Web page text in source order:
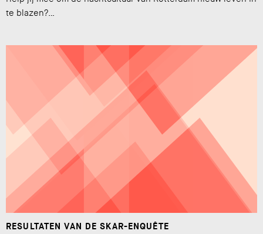
te blazen?…
RESULTATEN VAN DE SKAR-ENQUÊTE